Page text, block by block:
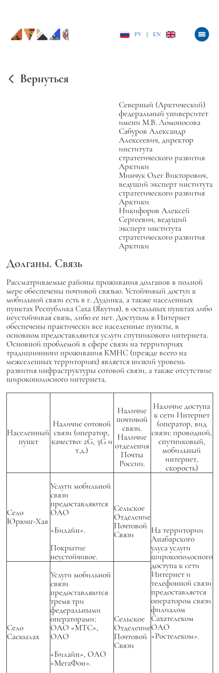
РУ EN
Вернуться
Северный (Арктический)
федеральный университет
имени М.В. Ломоносова
Сабуров Александр
Алексеевич, директор
института
стратегического развития
Арктики
Минчук Олег Викторович,
ведущий эксперт института
стратегического развития
Арктики
Никифоров Алексей
Сергеевич, ведущий
эксперт института
стратегического развития
Арктики
Долганы. Связь
Рассматриваемые районы проживания долганов в полной
мере обеспечены почтовой связью. Устойчивый доступ к
мобильной связи есть в г. Дудинка, а также населенных
пунктах Республика Саха (Якутия), в остальных пунктах либо
неустойчивая связь, либо ее нет. Доступом в Интернет
обеспечены практически все населенные пункты, в
основном предоставляются услуги спутникового интернета.
Основной проблемой в сфере связи на территориях
традиционного проживания КМНС (прежде всего на
межселенных территориях) является низкий уровень
развития инфраструктуры сотовой связи, а также отсутствие
широкополосного интернета.
Населенный
пункт
Наличие сотовой
связи (оператор,
качество: 2G, 3G и
т.д.)
Наличие
почтовой
связи.
Наличие
отделения
Почты
России.
Наличие доступа
к сети Интернет
(оператор, вид
связи: проводной,
спутниковый,
мобильный
интернет,
скорость)
Село
Юрюнг-Хая
Услуги мобильной
связи
предоставляются
ОАО
«Билайн».
Покрытие
неустойчивое.
Сельское
Отделение
Почтовой
Связи
На территории
Анабарского
улуса услуги
широкополосного
доступа к сети
Интернет и
телефонной связи
предоставляется
оператором связи
филиалом
Сахателеком
ОАО
«Ростелеком».
Село
Саскылах
Услуги мобильной
связи
предоставляются
тремя три
федеральными
операторами:
ОАО «МТС»,
ОАО
«Билайн», ОАО
«МегаФон».
Сельское
Отделение
Почтовой
Связи